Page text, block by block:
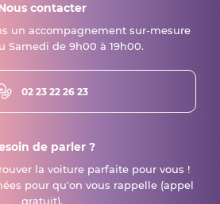
contacter
un accompagnement sur-mesure
Samedi de 9h00 à 19h00.
02 23 22 26 23
de parler ?
la voiture parfaite pour vous !
pour qu'on vous rappelle (appel
gratuit).